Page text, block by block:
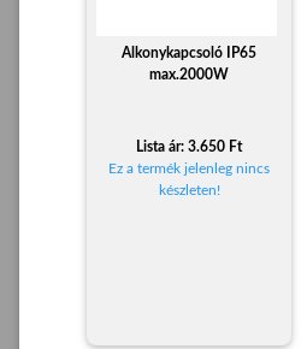
Alkonykapcsoló IP65
max.2000W
Lista ár: 3.650 Ft
Ez a termék jelenleg nincs
készleten!